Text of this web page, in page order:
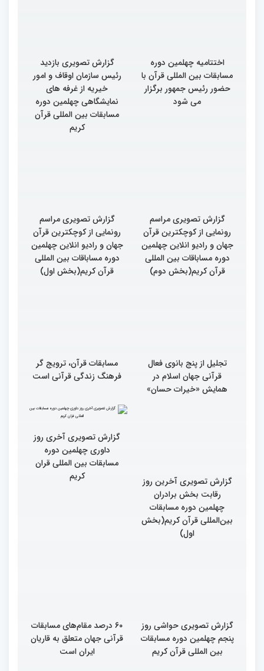
اختتامیه چهلمین دوره
مسابقات بین المللی قرآن با
حضور رئیس جمهور برگزار
می شود
گزارش تصویری بازدید
رئیس سازمان اوقاف و امور
خیریه از غرفه های
نمایشگاهی چهلمین دوره
مسابقات بین المللی قرآن
کریم
گزارش تصویری مراسم
رونمایی از کوچکترین قرآن
جهان و رادیو انلاین چهلمین
دوره مساباقات بین المللی
قرآن کریم(بخش دوم)
گزارش تصویری مراسم
رونمایی از کوچکترین قرآن
جهان و رادیو انلاین چهلمین
دوره مساباقات بین المللی
قرآن کریم(بخش اول)
تجلیل از پنج بانوی فعال
قرآنی جهان اسلام در
همایش «خیرات حسان»
مسابقات قرآن، ترویج گر
فرهنگ زندگی قرآنی است
گزارش تصویری آخرین روز
رقابت بخش برادران
چهلمین دوره مسابقات
بین‌المللی قرآن کریم(بخش
اول)
گزارش تصویری آخری روز
گزارش تصویری حواشی روز
پنجم چهلمین دوره مسابقات
بین المللی قرآن کریم
۶۰ درصد مقام‌های مسابقات
قرآنی جهان متعلق به قاریان
ایران است